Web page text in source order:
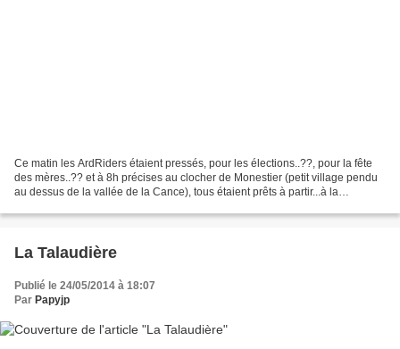
Ce matin les ArdRiders étaient pressés, pour les élections..??, pour la fête
des mères..?? et à 8h précises au clocher de Monestier (petit village pendu
au dessus de la vallée de la Cance), tous étaient prêts à partir...à la
La Talaudière
Publié le 24/05/2014 à 18:07
Par Papyjp